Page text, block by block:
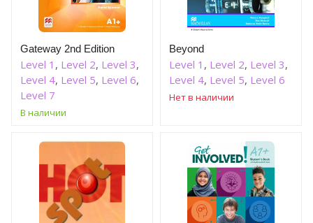
Gateway 2nd Edition
Level 1 , Level 2, Level 3,
Level 4, Level 5, Level 6,
Level 7
В наличии
Beyond
Level 1 , Level 2, Level 3,
Level 4, Level 5, Level 6
Нет в наличии